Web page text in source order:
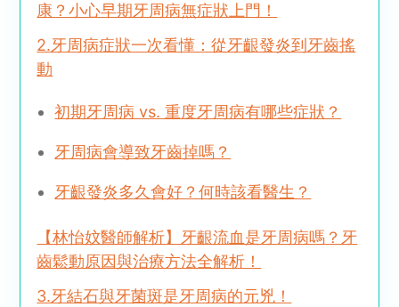
康？小心早期牙周病無症狀上門！
2.牙周病症狀一次看懂：從牙齦發炎到牙齒搖
動
初期牙周病 vs. 重度牙周病有哪些症狀？
牙周病會導致牙齒掉嗎？
牙齦發炎多久會好？何時該看醫生？
【林怡妏醫師解析】牙齦流血是牙周病嗎？牙
齒鬆動原因與治療方法全解析！
3.牙結石與牙菌斑是牙周病的元兇！